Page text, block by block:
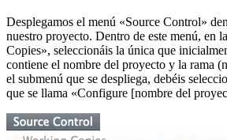
Desplegamos el menú «Source Control»
nuestro proyecto. Dentro de este menú, en
Copies», seleccionáis la única que
contiene el nombre del proyecto y la rama
el submenú que se despliega, debéis
que se llama «Configure [nombre del